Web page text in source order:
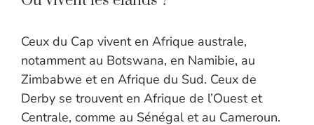
Ceux du Cap vivent en Afrique australe,
notamment au Botswana, en Namibie, au
Zimbabwe et en Afrique du Sud. Ceux de
Derby se trouvent en Afrique de l’Ouest et
Centrale, comme au Sénégal et au Cameroun.